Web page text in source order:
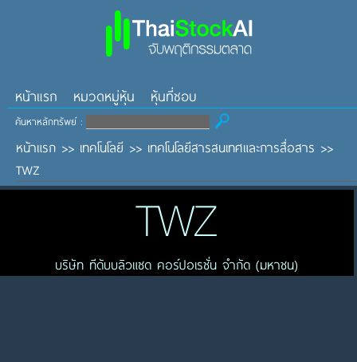
หน้าแรก หมวดหมู่หุ้น หุ้นที่ชอบ
ค้นหาหลักทรัพย์ :
หน้าแรก >> เทคโนโลยี >> เทคโนโลยีสารสนเทศและการสื่อสาร >>
TWZ
TWZ
บริษัท ทีดับบลิวแซด คอร์ปอเรชั่น จำกัด (มหาชน)